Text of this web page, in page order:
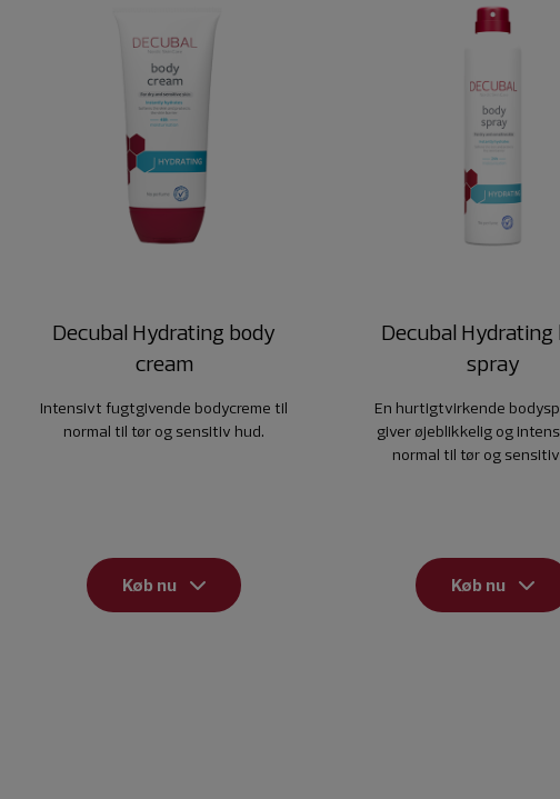
Decubal Hydrating body
cream
Intensivt fugtgivende bodycreme til
normal til tør og sensitiv hud.
Køb nu
Decubal Hydrating
spray
En hurtigtvirkende
giver øjeblikkelig og
normal til tør og
Køb nu